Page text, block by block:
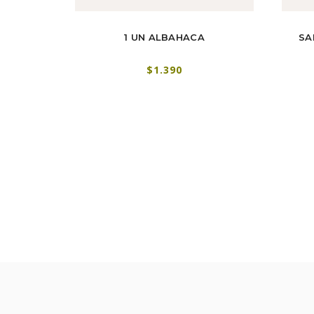
1 UN ALBAHACA
$1.390